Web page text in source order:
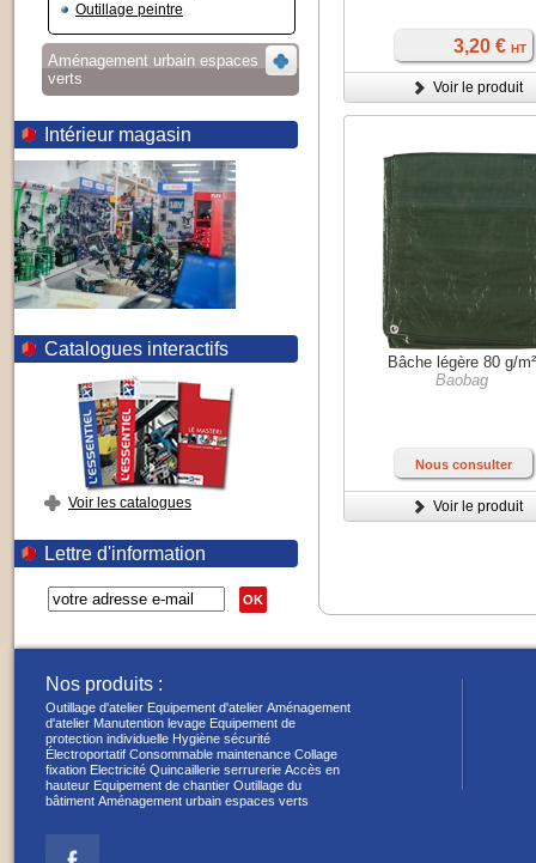
Outillage peintre
Aménagement urbain espaces
verts
Intérieur magasin
Catalogues interactifs
Voir les catalogues
Lettre d'information
OK
3,20 € HT
Voir le produit
Bâche légère 80 g/m²
Baobag
Nous consulter
Voir le produit
Nos produits :
Outillage d'atelier Equipement d'atelier Aménagement
d'atelier Manutention levage Equipement de
protection individuelle Hygiène sécurité
Électroportatif Consommable maintenance Collage
fixation Electricité Quincaillerie serrurerie Accès en
hauteur Equipement de chantier Outillage du
bâtiment Aménagement urbain espaces verts